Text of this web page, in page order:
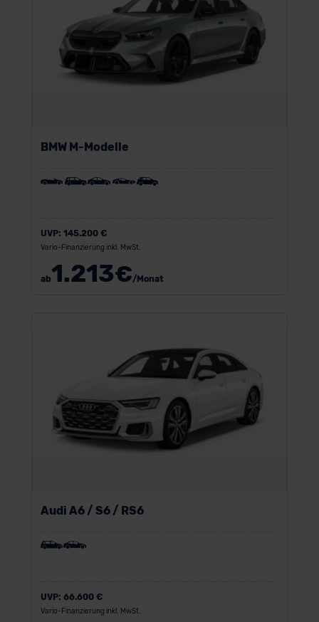
BMW M-Modelle
UVP: 145.200 €
Vario-Finanzierung inkl. MwSt.
ab1.213€/Monat
Audi A6 / S6 / RS6
UVP: 66.600 €
Vario-Finanzierung inkl. MwSt.